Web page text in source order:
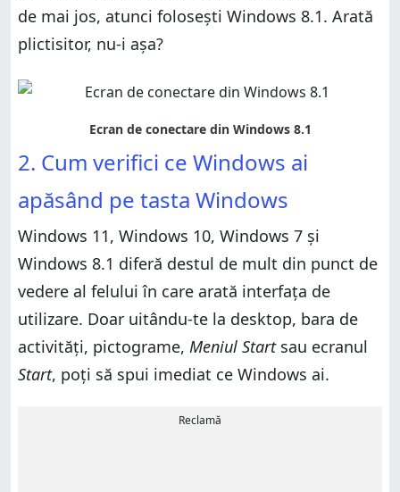
de mai jos, atunci folosești Windows 8.1. Arată
plictisitor, nu-i așa?
2. Cum verifici ce Windows ai
apăsând pe tasta Windows
Windows 11, Windows 10, Windows 7 și
Windows 8.1 diferă destul de mult din punct de
vedere al felului în care arată interfața de
utilizare. Doar uitându-te la desktop, bara de
activități, pictograme, Meniul Startsau ecranul
Start, poți să spui imediat ce Windows ai.
Reclamă